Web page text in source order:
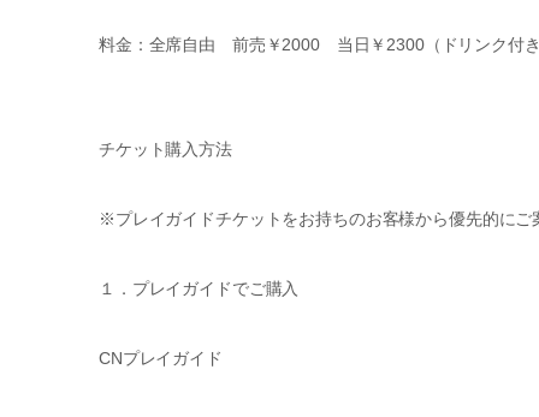
料金：全席自由 前売￥2000 当日￥2300（ドリンク付き
チケット購入方法
※プレイガイドチケットをお持ちのお客様から優先的にご
１．プレイガイドでご購入
CNプレイガイド